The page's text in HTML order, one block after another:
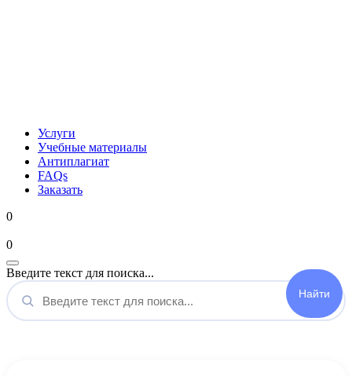
Услуги
Учебные материалы
Антиплагиат
FAQs
Заказать
0
0
Введите текст для поиска...